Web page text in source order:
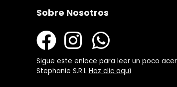
Sobre Nosotros
Sigue este enlace para leer un poco
Stephanie S.R.L Haz clic aquí